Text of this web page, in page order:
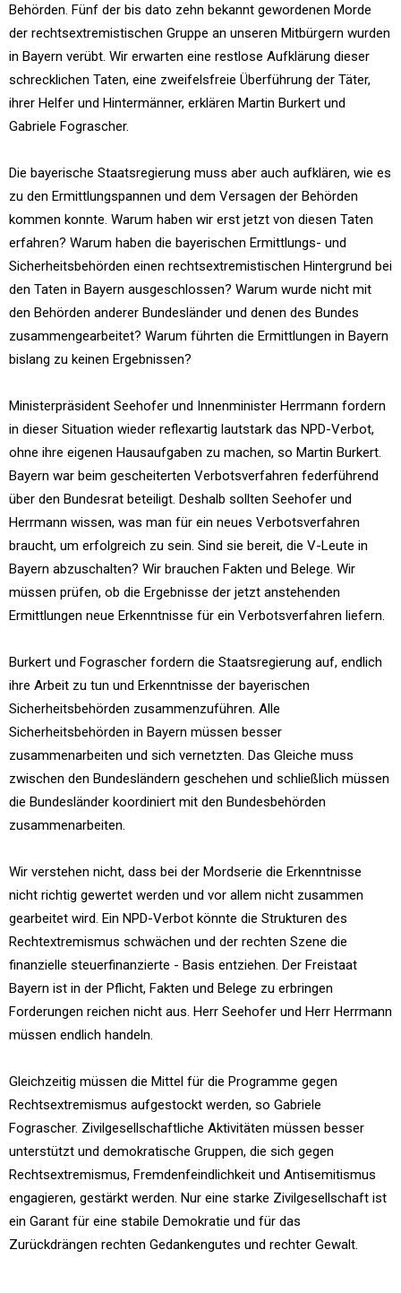
Behörden. Fünf der bis dato zehn bekannt gewordenen Morde
der rechtsextremistischen Gruppe an unseren Mitbürgern wurden
in Bayern verübt. Wir erwarten eine restlose Aufklärung dieser
schrecklichen Taten, eine zweifelsfreie Überführung der Täter,
ihrer Helfer und Hintermänner, erklären Martin Burkert und
Gabriele Fograscher.
Die bayerische Staatsregierung muss aber auch aufklären, wie es
zu den Ermittlungspannen und dem Versagen der Behörden
kommen konnte. Warum haben wir erst jetzt von diesen Taten
erfahren? Warum haben die bayerischen Ermittlungs- und
Sicherheitsbehörden einen rechtsextremistischen Hintergrund bei
den Taten in Bayern ausgeschlossen? Warum wurde nicht mit
den Behörden anderer Bundesländer und denen des Bundes
zusammengearbeitet? Warum führten die Ermittlungen in Bayern
bislang zu keinen Ergebnissen?
Ministerpräsident Seehofer und Innenminister Herrmann fordern
in dieser Situation wieder reflexartig lautstark das NPD-Verbot,
ohne ihre eigenen Hausaufgaben zu machen, so Martin Burkert.
Bayern war beim gescheiterten Verbotsverfahren federführend
über den Bundesrat beteiligt. Deshalb sollten Seehofer und
Herrmann wissen, was man für ein neues Verbotsverfahren
braucht, um erfolgreich zu sein. Sind sie bereit, die V-Leute in
Bayern abzuschalten? Wir brauchen Fakten und Belege. Wir
müssen prüfen, ob die Ergebnisse der jetzt anstehenden
Ermittlungen neue Erkenntnisse für ein Verbotsverfahren liefern.
Burkert und Fograscher fordern die Staatsregierung auf, endlich
ihre Arbeit zu tun und Erkenntnisse der bayerischen
Sicherheitsbehörden zusammenzuführen. Alle
Sicherheitsbehörden in Bayern müssen besser
zusammenarbeiten und sich vernetzten. Das Gleiche muss
zwischen den Bundesländern geschehen und schließlich müssen
die Bundesländer koordiniert mit den Bundesbehörden
zusammenarbeiten.
Wir verstehen nicht, dass bei der Mordserie die Erkenntnisse
nicht richtig gewertet werden und vor allem nicht zusammen
gearbeitet wird. Ein NPD-Verbot könnte die Strukturen des
Rechtextremismus schwächen und der rechten Szene die
finanzielle steuerfinanzierte - Basis entziehen. Der Freistaat
Bayern ist in der Pflicht, Fakten und Belege zu erbringen
Forderungen reichen nicht aus. Herr Seehofer und Herr Herrmann
müssen endlich handeln.
Gleichzeitig müssen die Mittel für die Programme gegen
Rechtsextremismus aufgestockt werden, so Gabriele
Fograscher. Zivilgesellschaftliche Aktivitäten müssen besser
unterstützt und demokratische Gruppen, die sich gegen
Rechtsextremismus, Fremdenfeindlichkeit und Antisemitismus
engagieren, gestärkt werden. Nur eine starke Zivilgesellschaft ist
ein Garant für eine stabile Demokratie und für das
Zurückdrängen rechten Gedankengutes und rechter Gewalt.